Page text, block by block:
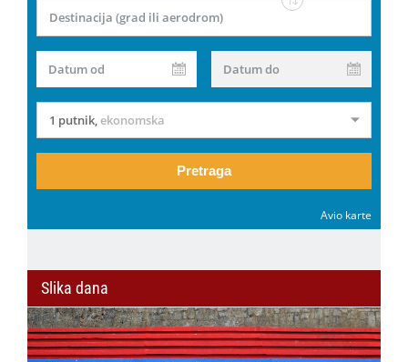
Destinacija (grad ili aerodrom)
Datum od Datum do
1 putnik,ekonomska
Pretraga
Avio karte
Slika dana